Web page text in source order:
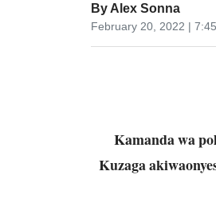
By Alex Sonna
February 20, 2022 |
Kamanda wa
Kuzaga